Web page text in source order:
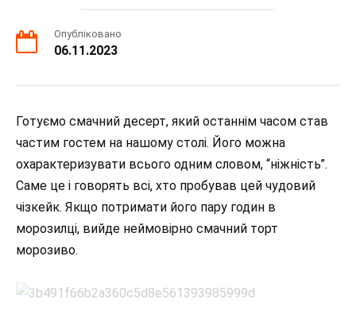
Опубліковано
06.11.2023
Готуємо смачний десерт, який останнім часом став
частим гостем на нашому столі. Його можна
охарактеризувати всього одним словом, “ніжність”.
Саме це і говорять всі, хто пробував цей чудовий
чізкейк. Якщо потримати його пару годин в
морозилці, вийде неймовірно смачний торт
морозиво.